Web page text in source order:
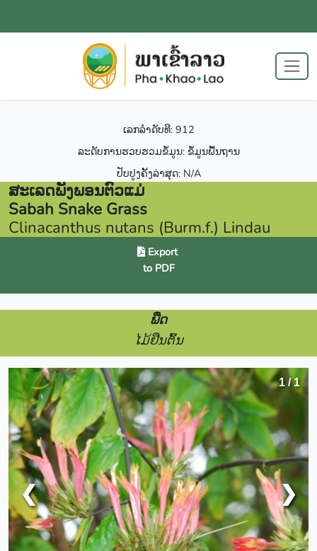
ເລກລຳດັບທີ: 912
ລະດັບການຮວບຮວມຂໍ້ມູນ: ຂໍ້ມູນພື້ນຖານ
ປັບປູງຄັ້ງລ່າສຸດ: N/A
ສະເລດພັງພອນຕົວແມ່
Sabah Snake Grass
Clinacanthus nutans (Burm.f.) Lindau
Export
to PDF
ພືດ
ໄມ້ຢືນຕົ້ນ
1 / 1
❮ ❯